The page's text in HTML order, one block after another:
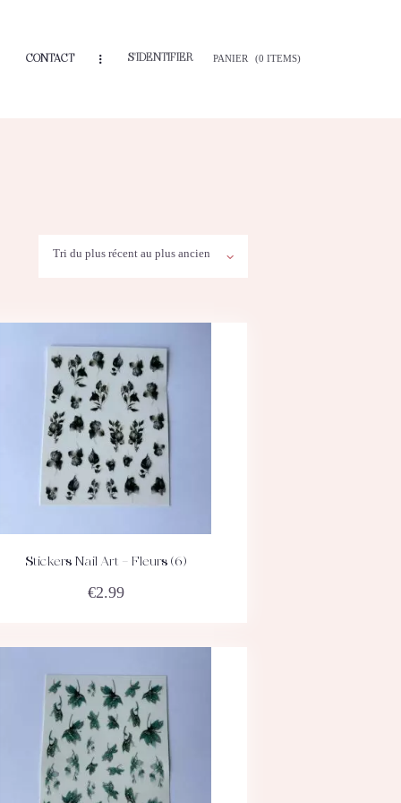
CONTACT S'IDENTIFIER PANIER (0 ITEMS)
ACHETEZ DÉTAILS
Stickers Nail Art – Fleurs (6)
€2.99